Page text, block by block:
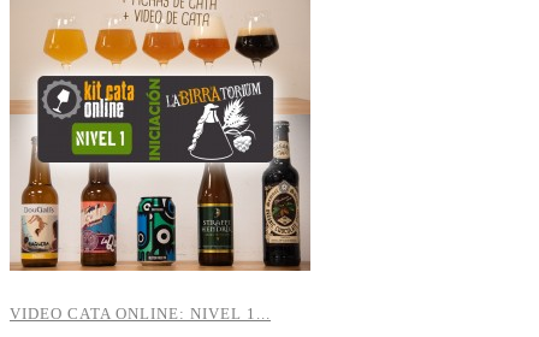
VIDEO CATA ONLINE: NIVEL 1...